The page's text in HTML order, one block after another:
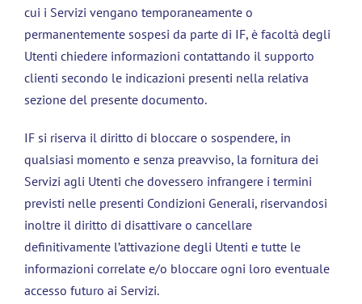
cui i Servizi vengano temporaneamente o
permanentemente sospesi da parte di IF, è facoltà degli
Utenti chiedere informazioni contattando il supporto
clienti secondo le indicazioni presenti nella relativa
sezione del presente documento.
IF si riserva il diritto di bloccare o sospendere, in
qualsiasi momento e senza preavviso, la fornitura dei
Servizi agli Utenti che dovessero infrangere i termini
previsti nelle presenti Condizioni Generali, riservandosi
inoltre il diritto di disattivare o cancellare
definitivamente l’attivazione degli Utenti e tutte le
informazioni correlate e/o bloccare ogni loro eventuale
accesso futuro ai Servizi.